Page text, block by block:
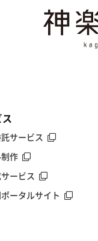
サービス
作
ービス
ータルサイト